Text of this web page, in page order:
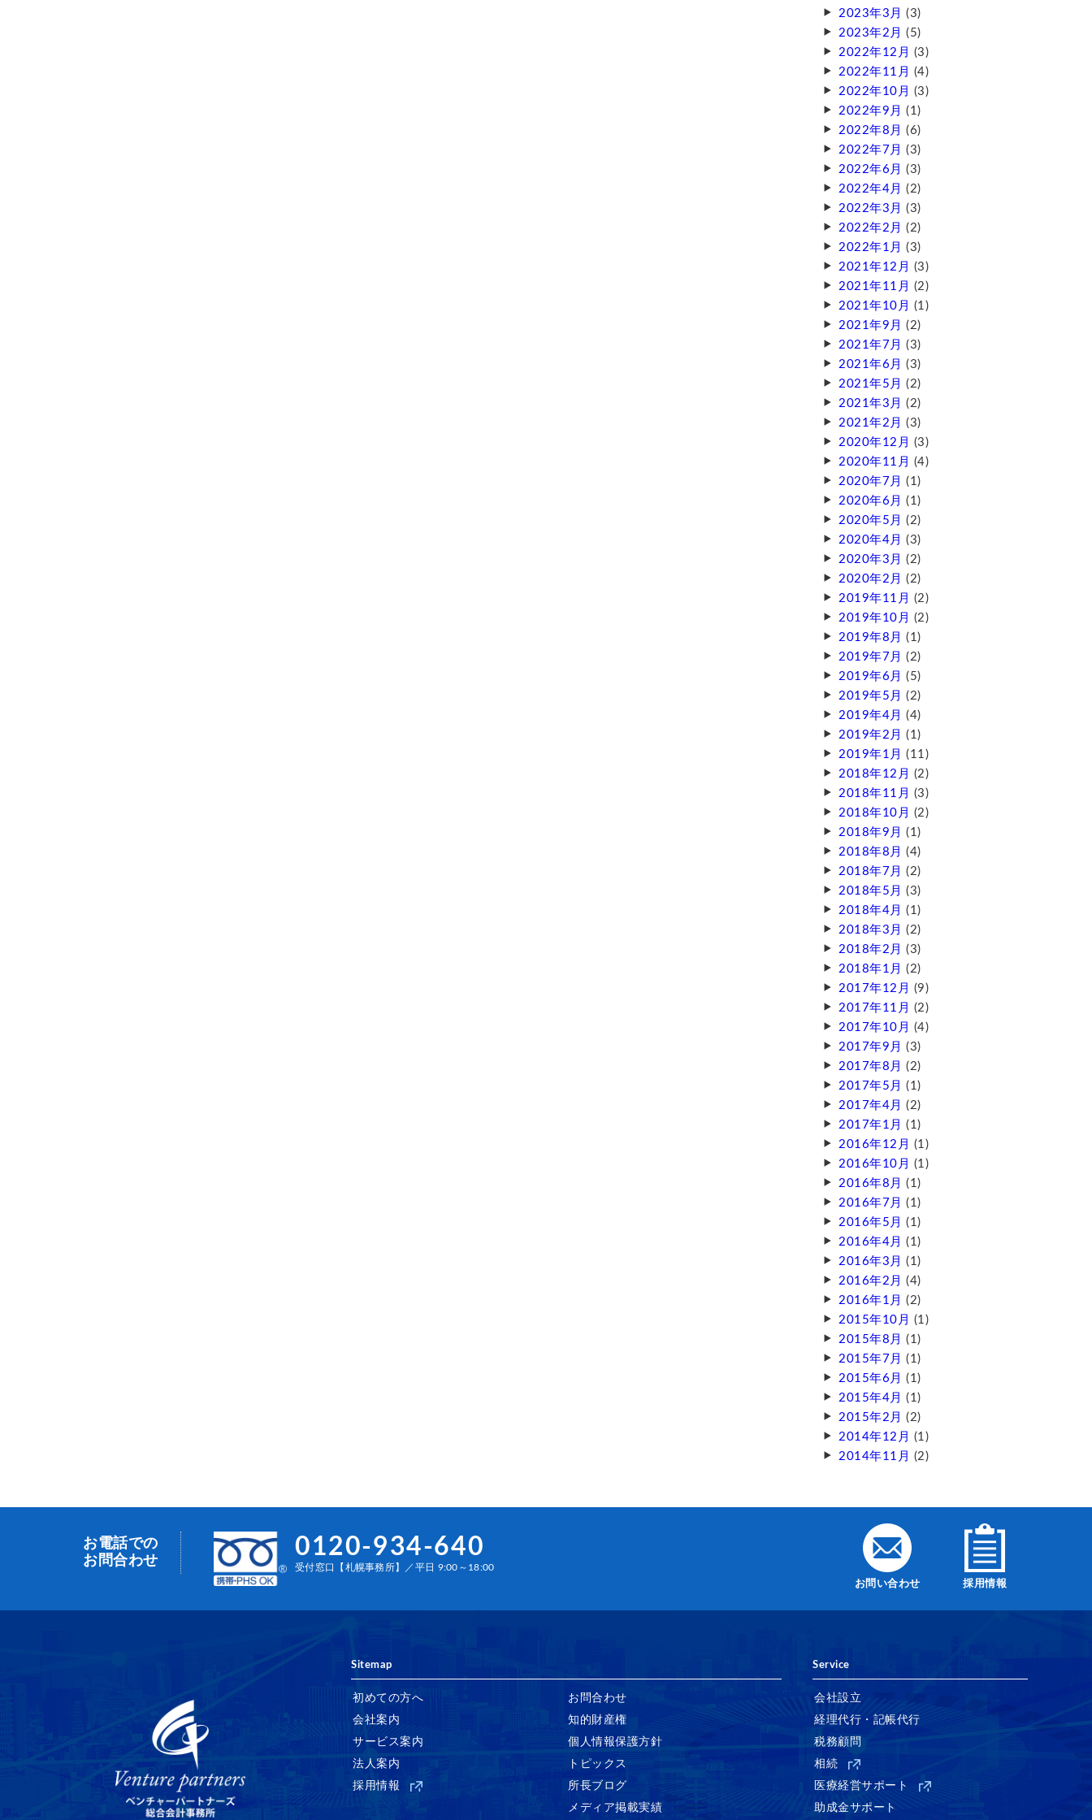
2023年3月 (3)
2023年2月 (5)
2022年12月 (3)
2022年11月 (4)
2022年10月 (3)
2022年9月 (1)
2022年8月 (6)
2022年7月 (3)
2022年6月 (3)
2022年4月 (2)
2022年3月 (3)
2022年2月 (2)
2022年1月 (3)
2021年12月 (3)
2021年11月 (2)
2021年10月 (1)
2021年9月 (2)
2021年7月 (3)
2021年6月 (3)
2021年5月 (2)
2021年3月 (2)
2021年2月 (3)
2020年12月 (3)
2020年11月 (4)
2020年7月 (1)
2020年6月 (1)
2020年5月 (2)
2020年4月 (3)
2020年3月 (2)
2020年2月 (2)
2019年11月 (2)
2019年10月 (2)
2019年8月 (1)
2019年7月 (2)
2019年6月 (5)
2019年5月 (2)
2019年4月 (4)
2019年2月 (1)
2019年1月 (11)
2018年12月 (2)
2018年11月 (3)
2018年10月 (2)
2018年9月 (1)
2018年8月 (4)
2018年7月 (2)
2018年5月 (3)
2018年4月 (1)
2018年3月 (2)
2018年2月 (3)
2018年1月 (2)
2017年12月 (9)
2017年11月 (2)
2017年10月 (4)
2017年9月 (3)
2017年8月 (2)
2017年5月 (1)
2017年4月 (2)
2017年1月 (1)
2016年12月 (1)
2016年10月 (1)
2016年8月 (1)
2016年7月 (1)
2016年5月 (1)
2016年4月 (1)
2016年3月 (1)
2016年2月 (4)
2016年1月 (2)
2015年10月 (1)
2015年8月 (1)
2015年7月 (1)
2015年6月 (1)
2015年4月 (1)
2015年2月 (2)
2014年12月 (1)
2014年11月 (2)
お電話での
お問合わせ
0120-934-640
受付窓口【札幌事務所】／平日 9:00～18:00
採用情報
お問い合わせ
Sitemap
初めての方へ
会社案内
サービス案内
法人案内
採用情報
お問合わせ
知的財産権
個人情報保護方針
トピックス
所長ブログ
メディア掲載実績
Service
会社設立
経理代行・記帳代行
税務顧問
相続
医療経営サポート
助成金サポート